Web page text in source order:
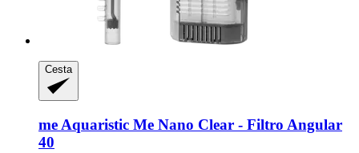
Cesta
me Aquaristic Me Nano Clear -​ Filtro Angular
40